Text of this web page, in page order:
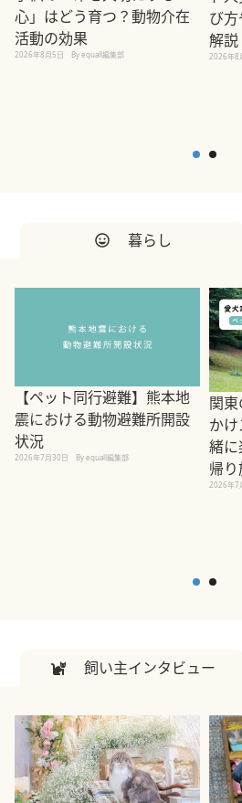
心」はどう育つ？動物介在
活動の効果
2026年8月5日 By equall編集部
び
解説
2026年8
暮らし
【ペット同行避難】熊本地
震における動物避難所開設
状況
2026年7月30日 By equall編集部
関
か
緒に
帰
2026年7
飼い主インタビュー